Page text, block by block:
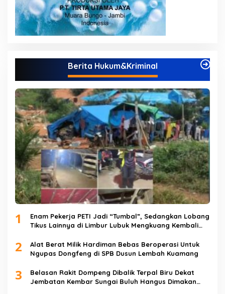
Berita Hukum&Kriminal
1
Enam Pekerja PETI Jadi “Tumbal”, Sedangkan Lobang
Tikus Lainnya di Limbur Lubuk Mengkuang Kembali
2
Alat Berat Milik Hardiman Bebas Beroperasi Untuk
Ngupas Dongfeng di SPB Dusun Lembah Kuamang
3
Belasan Rakit Dompeng Dibalik Terpal Biru Dekat
Jembatan Kembar Sungai Buluh Hangus Dimakan